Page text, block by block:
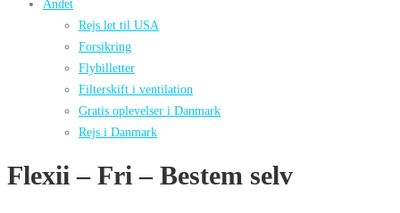
Andet
Rejs let til USA
Forsikring
Flybilletter
Filterskift i ventilation
Gratis oplevelser i Danmark
Rejs i Danmark
Flexii – Fri – Bestem selv